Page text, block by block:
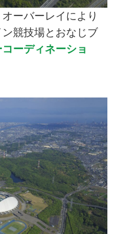
ーバーレイにより
競技場とおなじブ
ーディネーショ